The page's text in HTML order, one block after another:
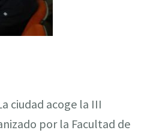
ciudad acoge la III
por la Facultad de